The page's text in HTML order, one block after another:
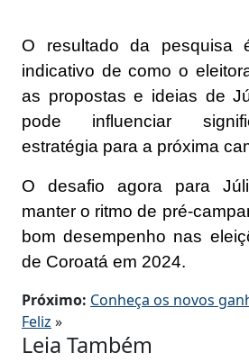
O resultado da pesquisa
indicativo de como o
as propostas e ideias de
pode influenciar
estratégia para a próxima
O desafio agora para
manter o ritmo de pré-
bom desempenho nas
de Coroatá em 2024.
Próximo: Conheça os novos
Feliz »
Leia Também